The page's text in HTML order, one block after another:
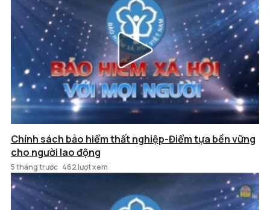
Chính sách bảo hiểm thất nghiệp-Điểm tựa bền vững
cho người lao động
5 tháng trước 462 lượt xem